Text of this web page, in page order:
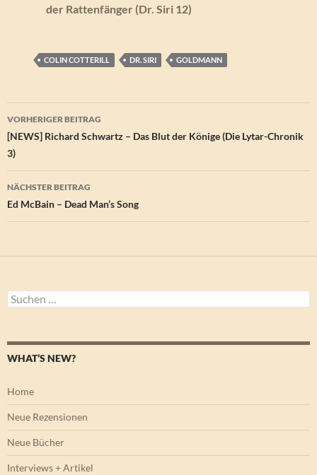
der Rattenfänger (Dr. Siri 12)
COLIN COTTERILL DR. SIRI GOLDMANN
Beitragsnavigation
VORHERIGER BEITRAG
[NEWS] Richard Schwartz – Das Blut der Könige (Die Lytar-Chronik
3)
NÄCHSTER BEITRAG
Ed McBain – Dead Man’s Song
Suchen
nach:
WHAT’S NEW?
Home
Neue Rezensionen
Neue Bücher
Interviews + Artikel